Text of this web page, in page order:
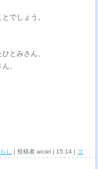
でしょう。
とみさん、
、
し | 投稿者 arciel | 15:14 | コ